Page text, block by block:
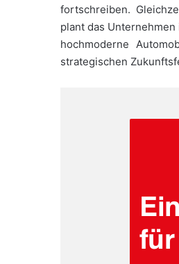
fortschreiben.
plant das
hochmoderne
strategischen